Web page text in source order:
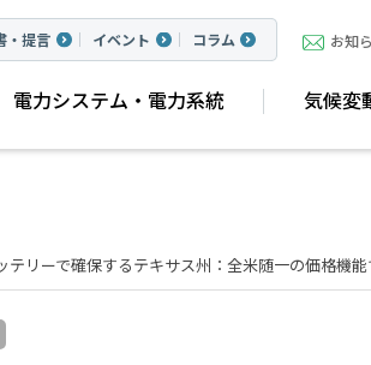
・提言 イベント コラム お知
電力システム・電力系統 気候変
リーで確保するテキサス州：全米随一の価格機